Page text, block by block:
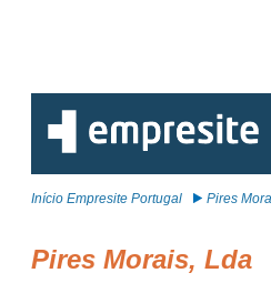
Início Empresite Portugal Pires
Pires Morais, Lda